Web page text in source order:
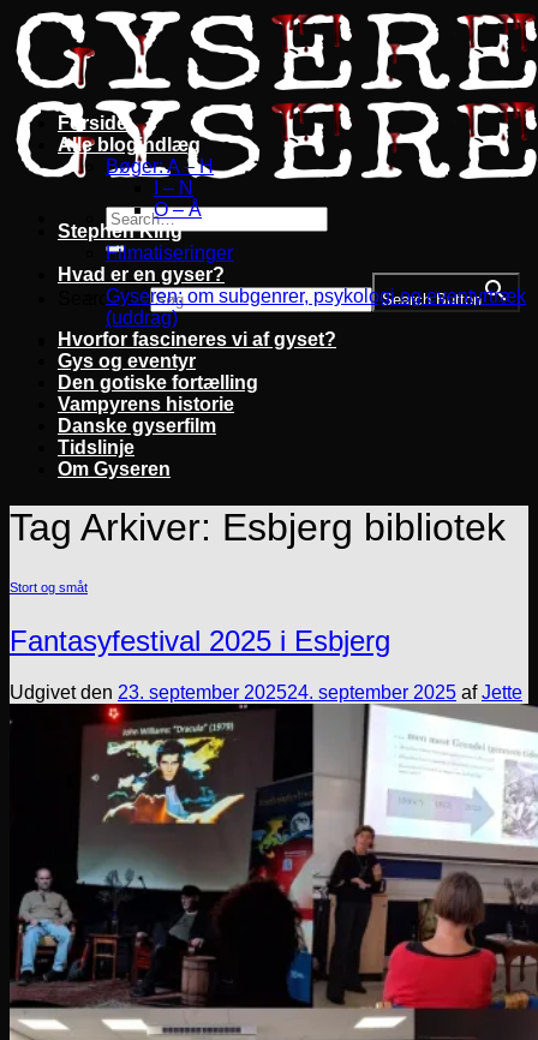
Fortsæt
til
indhold
Search for: Search Button
Forside
Alle blogindlæg
Bøger: A – H
I – N
O – Å
Stephen King
Filmatiseringer
Hvad er en gyser?
Gyseren: om subgenrer, psykologi og eventyrtræk
(uddrag)
Hvorfor fascineres vi af gyset?
Gys og eventyr
Den gotiske fortælling
Vampyrens historie
Danske gyserfilm
Tidslinje
Om Gyseren
Tag Arkiver: Esbjerg bibliotek
Stort og småt
Fantasyfestival 2025 i Esbjerg
Udgivet den 23. september 202524. september 2025 afJette